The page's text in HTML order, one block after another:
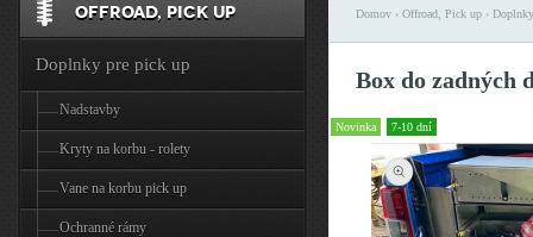
Domov› Offroad, Pick up›
Box do zadných
Novinka 7-10 dní
OFFROAD, PICK UP
Doplnky pre pick up
Nadstavby
Kryty na korbu - rolety
Vane na korbu pick up
Ochranné rámy